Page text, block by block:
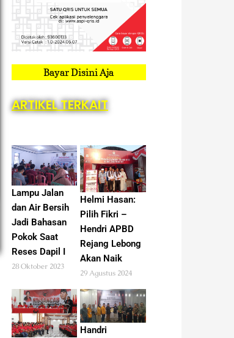
Bayar Disini Aja
ARTIKEL TERKAIT
Lampu Jalan
dan Air Bersih
Jadi Bahasan
Pokok Saat
Reses Dapil I
28 Oktober 2023
Helmi Hasan:
Pilih Fikri –
Hendri APBD
Rejang Lebong
Akan Naik
29 Agustus 2024
Handri